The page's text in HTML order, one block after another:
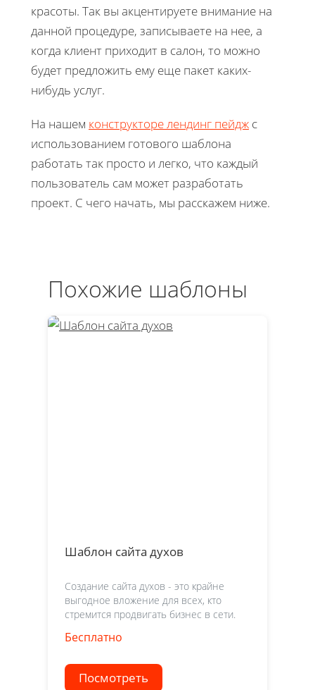
красоты. Так вы акцентируете внимание на
данной процедуре, записываете на нее, а
когда клиент приходит в салон, то можно
будет предложить ему еще пакет каких-
нибудь услуг.
На нашем конструкторе лендинг пейдж с
использованием готового шаблона
работать так просто и легко, что каждый
пользователь сам может разработать
проект. С чего начать, мы расскажем ниже.
Похожие шаблоны
Шаблон сайта духов
Создание сайта духов - это крайне
выгодное вложение для всех, кто
стремится продвигать бизнес в сети.
Бесплатно
Посмотреть